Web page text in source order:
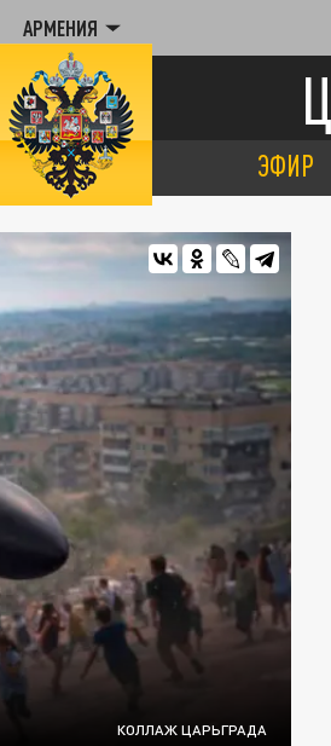
АРМЕНИЯ
ЭФИР
КОЛЛАЖ ЦАРЬГРАДА